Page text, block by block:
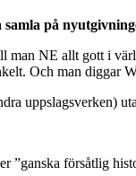
på
NE allt gott i
Och man diggar
uppslagsverken)
”ganska försåtlig